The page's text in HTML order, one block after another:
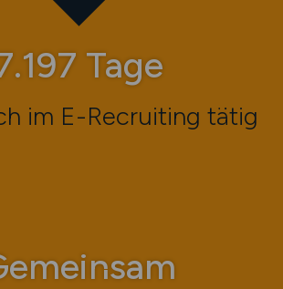
Tage
im E-Recruiting tätig